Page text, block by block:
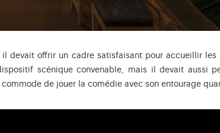
devait offrir un cadre satisfaisant pour accueillir les
scénique convenable, mais il devait aussi
de jouer la comédie avec son entourage